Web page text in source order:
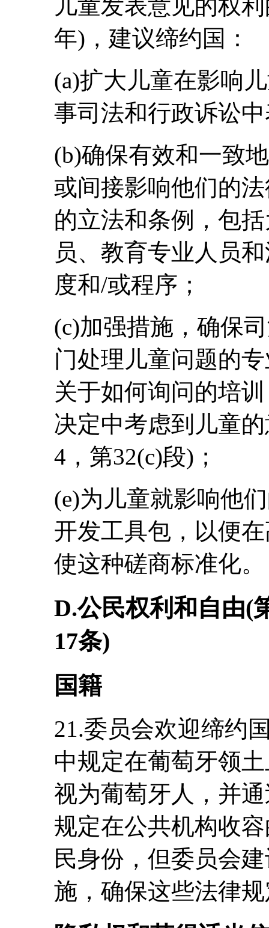
儿童发表意见的权
年)，建议缔约国：
(a)扩大儿童在影响
事司法和行政诉讼
(b)确保有效和一致
或间接影响他们的
的立法和条例，包
员、教育专业人员
度和/或程序；
(c)加强措施，确保
门处理儿童问题的
关于如何询问的培
决定中考虑到儿童
4，第32(c)段)；
(e)为儿童就影响他
开发工具包，以便
使这种磋商标准化。
D.公民权利和自由(
17条)
国籍
21.委员会欢迎缔约
中规定在葡萄牙领
视为葡萄牙人，并
规定在公共机构收
民身份，但委员会
施，确保这些法律